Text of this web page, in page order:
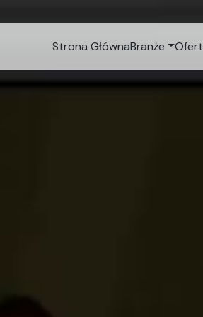
Strona GłównaBranże